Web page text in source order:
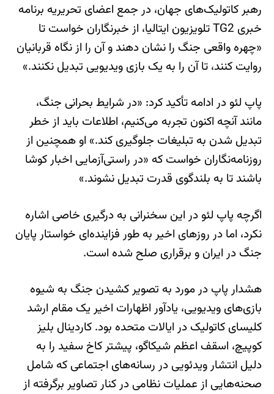
رهبر کاتولیک‌های جهان، در جمع اعضای تحریریه برنامه
خبری TG2 تلویزیون ایتالیا، از خبرنگاران خواست تا
«چهره واقعی جنگ را نشان دهند و آن را از نگاه قربانیان
روایت کنند، تا آن را به یک بازی ویدیویی تبدیل نکنند.»
پاپ لئو در ادامه تأکید کرد: «در شرایط بحرانی جنگ،
مانند آنچه اکنون تجربه می‌کنیم، اطلاعات باید از خطر
تبدیل شدن به تبلیغات جلوگیری کند.» او همچنین از
روزنامه‌نگاران خواست که «در راستی‌آزمایی اخبار کوشا
باشند تا به بلندگوی قدرت تبدیل نشوند.»
اگرچه پاپ لئو در این سخنرانی به درگیری خاصی اشاره
نکرد، اما در روزهای اخیر به طور فزاینده‌ای خواستار پایان
جنگ در ایران و برقراری صلح شده است.
هشدار پاپ در مورد به تصویر کشیدن جنگ به شیوه
بازی‌های ویدیویی، یادآور اظهارات اخیر یک مقام ارشد
کلیسای کاتولیک در ایالات متحده بود. کاردینال بلیز
کوپیچ، اسقف اعظم شیکاگو، پیشتر کاخ سفید را به
دلیل انتشار ویدئویی در رسانه‌های اجتماعی که شامل
صحنه‌هایی از عملیات نظامی در کنار تصاویر برگرفته از